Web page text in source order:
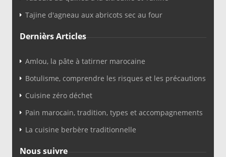
Tajine d'agneau aux abricots sec au four
Dernièrs Articles
Amlou, la pâte à tatirner marocaine
Botulisme, comprendre les risques et les précautions
Cuisine zéro déchet
Pain marocain, tradition, types et accompagnements
La cuisine berbère traditionnelle
Nous suivre